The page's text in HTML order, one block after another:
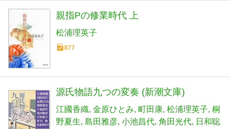
親指Pの修業時代 上
松浦理英子
877
源氏物語九つの変奏 (新潮文庫)
江國香織 金原ひとみ 町田康 松浦理英子 桐
野夏生 島田雅彦 小池昌代 角田光代
日和聡